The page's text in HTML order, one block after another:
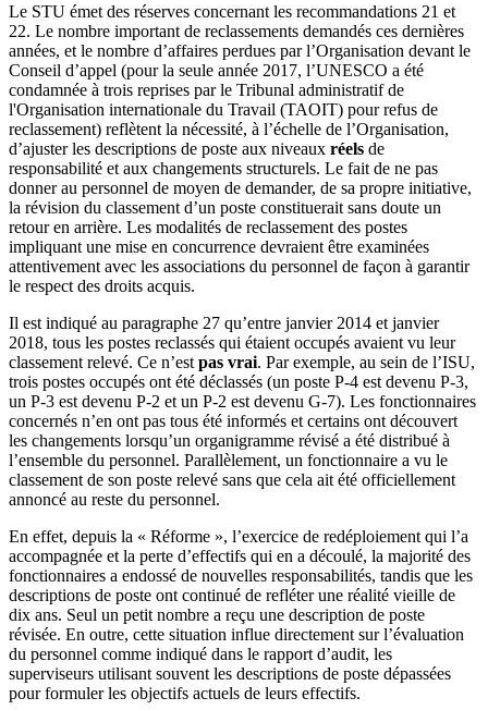
Le STU émet des réserves concernant les recommandations 21 et
22. Le nombre important de reclassements demandés ces dernières
années, et le nombre d’affaires perdues par l’Organisation devant le
Conseil d’appel (pour la seule année 2017, l’UNESCO a été
condamnée à trois reprises par le Tribunal administratif de
l'Organisation internationale du Travail (TAOIT) pour refus de
reclassement) reflètent la nécessité, à l’échelle de l’Organisation,
d’ajuster les descriptions de poste aux niveaux réels de
responsabilité et aux changements structurels. Le fait de ne pas
donner au personnel de moyen de demander, de sa propre initiative,
la révision du classement d’un poste constituerait sans doute un
retour en arrière. Les modalités de reclassement des postes
impliquant une mise en concurrence devraient être examinées
attentivement avec les associations du personnel de façon à garantir
le respect des droits acquis.
Il est indiqué au paragraphe 27 qu’entre janvier 2014 et janvier
2018, tous les postes reclassés qui étaient occupés avaient vu leur
classement relevé. Ce n’est pas vrai. Par exemple, au sein de l’ISU,
trois postes occupés ont été déclassés (un poste P-4 est devenu P-3,
un P-3 est devenu P-2 et un P-2 est devenu G-7). Les fonctionnaires
concernés n’en ont pas tous été informés et certains ont découvert
les changements lorsqu’un organigramme révisé a été distribué à
l’ensemble du personnel. Parallèlement, un fonctionnaire a vu le
classement de son poste relevé sans que cela ait été officiellement
annoncé au reste du personnel.
En effet, depuis la « Réforme », l’exercice de redéploiement qui l’a
accompagnée et la perte d’effectifs qui en a découlé, la majorité des
fonctionnaires a endossé de nouvelles responsabilités, tandis que les
descriptions de poste ont continué de refléter une réalité vieille de
dix ans. Seul un petit nombre a reçu une description de poste
révisée. En outre, cette situation influe directement sur l’évaluation
du personnel comme indiqué dans le rapport d’audit, les
superviseurs utilisant souvent les descriptions de poste dépassées
pour formuler les objectifs actuels de leurs effectifs.